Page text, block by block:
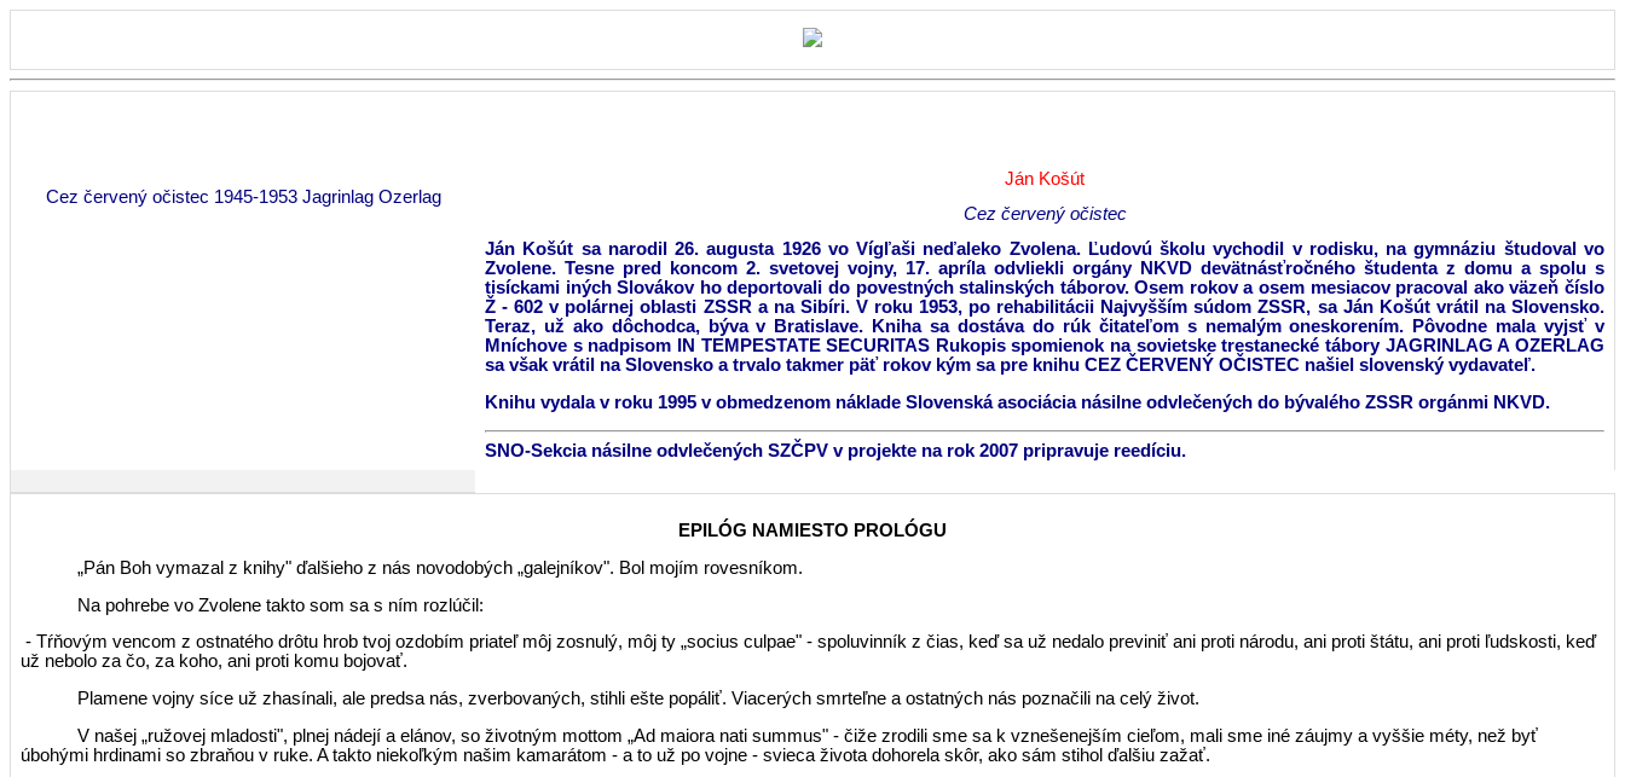
Cez červený očistec 1945-1953 Jagrinlag Ozerlag
Ján Košút
Cez červený očistec
Ján Košút sa narodil 26. augusta 1926 vo Vígľaši neďaleko Zvolena. Ľudovú školu vychodil v rodisku, na gymnáziu študoval vo
Zvolene. Tesne pred koncom 2. svetovej vojny, 17. apríla odvliekli orgány NKVD devätnásťročného študenta z domu a spolu s
tisíckami iných Slovákov ho deportovali do povestných stalinských táborov. Osem rokov a osem mesiacov pracoval ako väzeň číslo
Ž - 602 v polárnej oblasti ZSSR a na Sibíri. V roku 1953, po rehabilitácii Najvyšším súdom ZSSR, sa Ján Košút vrátil na Slovensko.
Teraz, už ako dôchodca, býva v Bratislave. Kniha sa dostáva do rúk čitateľom s nemalým oneskorením. Pôvodne mala vyjsť v
Mníchove s nadpisom IN TEMPESTATE SECURITAS Rukopis spomienok na sovietske trestanecké tábory JAGRINLAG A OZERLAG
sa však vrátil na Slovensko a trvalo takmer päť rokov kým sa pre knihu CEZ ČERVENÝ OČISTEC našiel slovenský vydavateľ.
Knihu vydala v roku 1995 v obmedzenom náklade Slovenská asociácia násilne odvlečených do bývalého ZSSR orgánmi NKVD.
SNO-Sekcia násilne odvlečených SZČPV v projekte na rok 2007 pripravuje reedíciu.
EPILÓG NAMIESTO PROLÓGU
„Pán Boh vymazal z knihy" ďalšieho z nás novodobých „galejníkov". Bol mojím rovesníkom.
Na pohrebe vo Zvolene takto som sa s ním rozlúčil:
- Tŕňovým vencom z ostnatého drôtu hrob tvoj ozdobím priateľ môj zos­nulý, môj ty „socius culpae" - spoluvinník z čias, keď sa už nedalo previniť ani proti národu, ani proti štátu, ani proti ľudskosti, keď
už nebolo za čo, za koho, ani proti komu bojovať.
Plamene vojny síce už zhasínali, ale predsa nás, zverbovaných, stihli ešte popáliť. Viacerých smrteľne a ostatných nás poznačili na celý život.
V našej „ružovej mladosti", plnej nádejí a elánov, so životným mottom „Ad maiora nati summus" - čiže zrodili sme sa k vznešenejším cieľom, mali sme iné záujmy a vyššie méty, než byť
úbohými hrdinami so zbraňou v ruke. A takto niekoľkým našim kamarátom - a to už po vojne - svieca života dohorela skôr, ako sám stihol ďalšiu zažať.